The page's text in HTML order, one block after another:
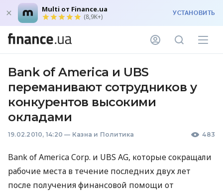
Multi от Finance.ua
(8,9K+) УСТАНОВИТЬ
Bank of America и UBS
переманивают сотрудников у
конкурентов высокими
окладами
19.02.2010, 14:20 — Казна и Политика 483
Bank of America Corp. и UBS AG, которые сокращали
рабочие места в течение последних двух лет
после получения финансовой помощи от